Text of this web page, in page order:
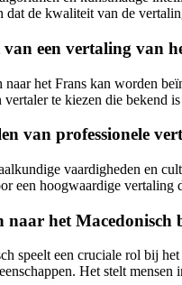
de kwaliteit van de
een vertaling van
het Frans kan worden
te kiezen die bekend
van professionele
vaardigheden en
een hoogwaardige
naar het
speelt een cruciale rol bij
Het stelt